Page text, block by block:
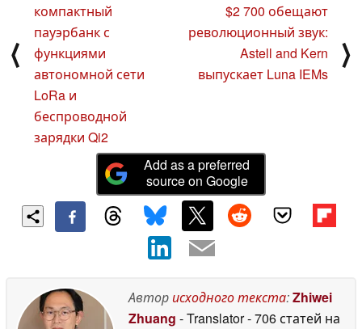
⟨
компактный
пауэрбанк с
функциями
автономной сети
LoRa и
беспроводной
зарядки Qi2
$2 700 обещают
революционный звук:
Astell and Kern
выпускает Luna IEMs
⟩
Add as a preferred
source on Google
Авторисходного текста:Zhiwei
Zhuang - Translator- 706 статей на